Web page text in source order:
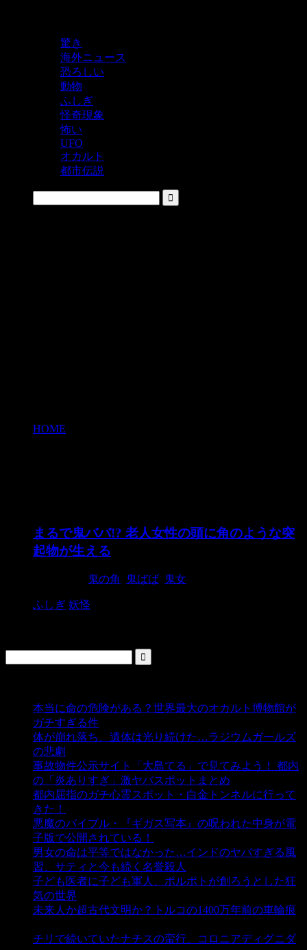
驚き
海外ニュース
恐ろしい
動物
ふしぎ
怪奇現象
怖い
UFO
オカルト
都市伝説
HOME
まるで鬼ババ!? 老人女性の頭に角のような突
起物が生える
鬼の角 鬼ばば 鬼女
ふしぎ 妖怪
本当に命の危険がある？世界最大のオカルト博物館が
ガチすぎる件
体が崩れ落ち、遺体は光り続けた…ラジウムガールズ
の悲劇
事故物件公示サイト「大島てる」で見てみよう！ 都内
の「炎ありすぎ」激ヤバスポットまとめ
都内屈指のガチ心霊スポット・白金トンネルに行って
きた！
悪魔のバイブル・『ギガス写本』の呪われた中身が電
子版で公開されている！
男女の命は平等ではなかった…インドのヤバすぎる風
習、サティと今も続く名誉殺人
子ども医者に子ども軍人、ポルポトが創ろうとした狂
気の世界
未来人か超古代文明か？トルコの1400万年前の車輪痕
チリで続いていたナチスの蛮行、コロニアディグニダ